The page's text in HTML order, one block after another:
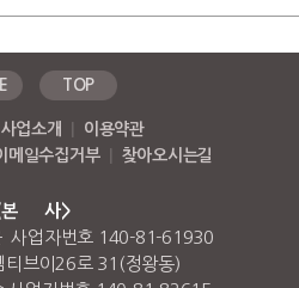
TOP
사업소개
이용약관
메일수집거부 찾아오시는길
본 사>
사업자번호 140-81-61930
티브이26로 31(정왕동)